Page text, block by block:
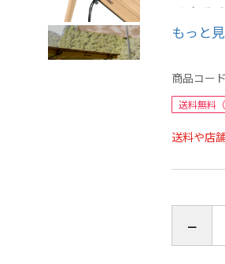
でき
る。
机と
囲んだ
品名：
品番：
サイズ
材質：
イル塗
もっと
商品コー
送料無料
送料や店